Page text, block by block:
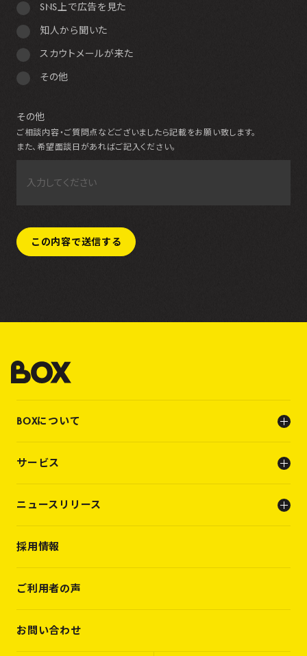
SNS上で広告を見た
知人から聞いた
スカウトメールが来た
その他
その他
ご相談内容・ご質問点などございましたら記載をお願い致します。
また、希望面談日があればご記入ください。
BOXについて
ビジョン
サービス
キャリアビルディング支援（転職支援）
ニュースリリース
PRESS RELEASE
VOICES
CASES
採用情報
ご利用者の声
お問い合わせ